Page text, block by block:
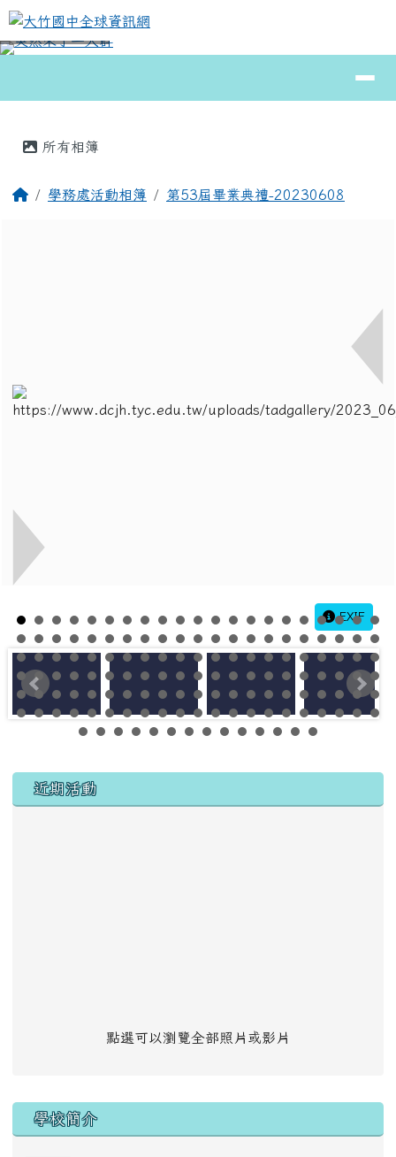
跳至主內容區
大竹國中全球資訊網
⏸
所有相簿
回首頁學務處活動相簿 第53屆畢業典禮-20230608
EXIF
左邊區域內容
近期活動
點選可以瀏覽全部照片或影片
學校簡介